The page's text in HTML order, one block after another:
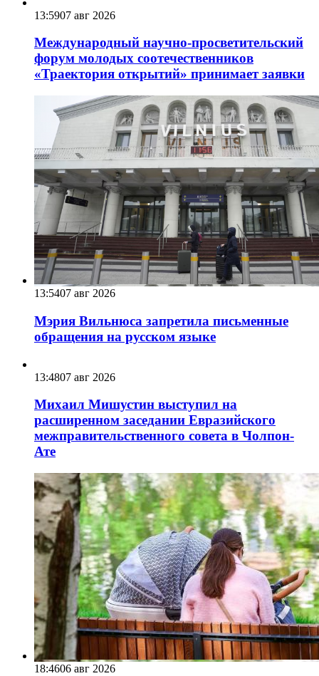
13:5907 авг 2026
Международный научно-просветительский
форум молодых соотечественников
«Траектория открытий» принимает заявки
13:5407 авг 2026
Мэрия Вильнюса запретила письменные
обращения на русском языке
13:4807 авг 2026
Михаил Мишустин выступил на
расширенном заседании Евразийского
межправительственного совета в Чолпон-
Ате
18:4606 авг 2026